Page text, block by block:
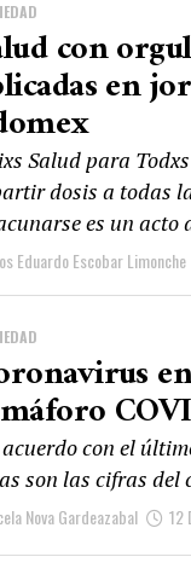
con
en
Salud para
dosis a todas
es un acto
Eduardo Escobar Limonche
con el
son las cifras del
Nova Gardeazabal 12